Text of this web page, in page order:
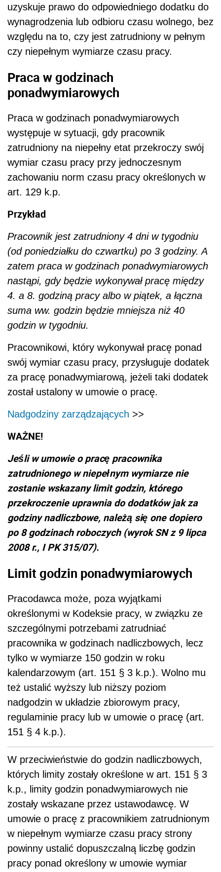
uzyskuje prawo do odpowiedniego dodatku do
wynagrodzenia lub odbioru czasu wolnego, bez
względu na to, czy jest zatrudniony w pełnym
czy niepełnym wymiarze czasu pracy.
Praca w godzinach
ponadwymiarowych
Praca w godzinach ponadwymiarowych
występuje w sytuacji, gdy pracownik
zatrudniony na niepełny etat przekroczy swój
wymiar czasu pracy przy jednoczesnym
zachowaniu norm czasu pracy określonych w
art. 129 k.p.
Przykład
Pracownik jest zatrudniony 4 dni w tygodniu
(od poniedziałku do czwartku) po 3 godziny. A
zatem praca w godzinach ponadwymiarowych
nastąpi, gdy będzie wykonywał pracę między
4. a 8. godziną pracy albo w piątek, a łączna
suma ww. godzin będzie mniejsza niż 40
godzin w tygodniu.
Pracownikowi, który wykonywał pracę ponad
swój wymiar czasu pracy, przysługuje dodatek
za pracę ponadwymiarową, jeżeli taki dodatek
został ustalony w umowie o pracę.
Nadgodziny zarządzających >>
WAŻNE!
Jeśli w umowie o pracę pracownika
zatrudnionego w niepełnym wymiarze nie
zostanie wskazany limit godzin, którego
przekroczenie uprawnia do dodatków jak za
godziny nadliczbowe, należą się one dopiero
po 8 godzinach roboczych (wyrok SN z 9 lipca
2008 r., I PK 315/07).
Limit godzin ponadwymiarowych
Pracodawca może, poza wyjątkami
określonymi w Kodeksie pracy, w związku ze
szczególnymi potrzebami zatrudniać
pracownika w godzinach nadliczbowych, lecz
tylko w wymiarze 150 godzin w roku
kalendarzowym (art. 151 § 3 k.p.). Wolno mu
też ustalić wyższy lub niższy poziom
nadgodzin w układzie zbiorowym pracy,
regulaminie pracy lub w umowie o pracę (art.
151 § 4 k.p.).
W przeciwieństwie do godzin nadliczbowych,
których limity zostały określone w art. 151 § 3
k.p., limity godzin ponadwymiarowych nie
zostały wskazane przez ustawodawcę. W
umowie o pracę z pracownikiem zatrudnionym
w niepełnym wymiarze czasu pracy strony
powinny ustalić dopuszczalną liczbę godzin
pracy ponad określony w umowie wymiar